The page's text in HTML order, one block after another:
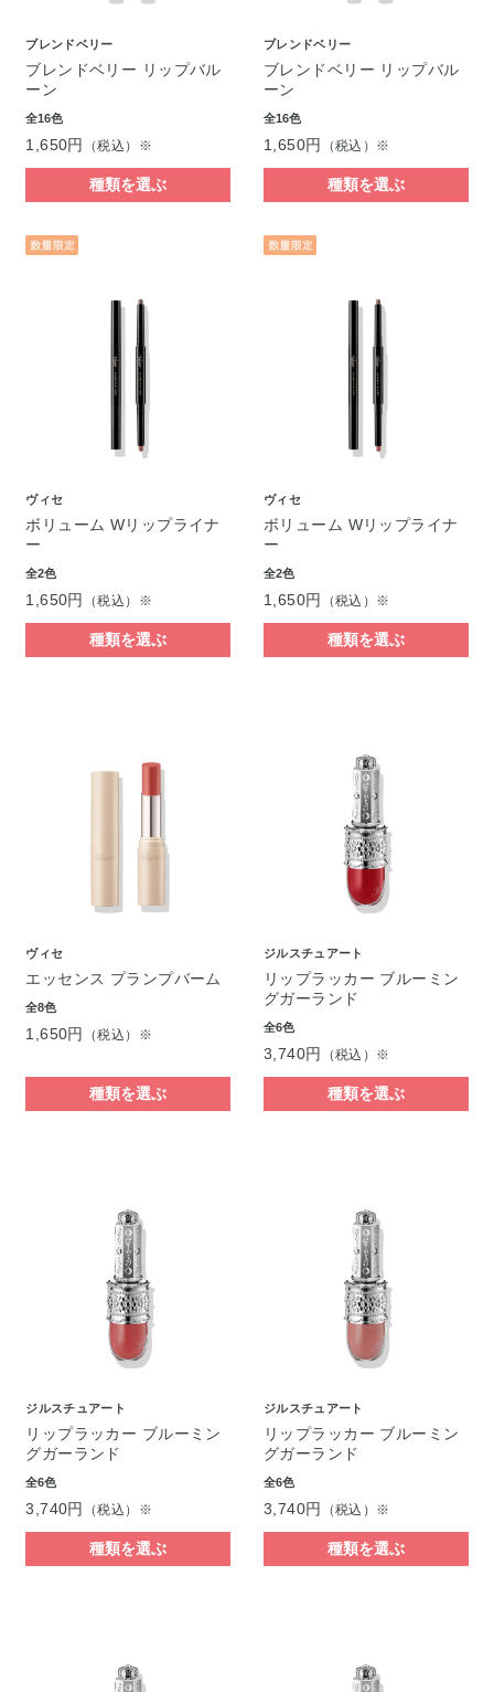
ブレンドベリー
ブレンドベリー リップバル
ーン
全16色
1,650円 （税込）※
種類を選ぶ
ブレンドベリー
ブレンドベリー リップバル
ーン
全16色
1,650円 （税込）※
種類を選ぶ
ヴィセ
ボリューム Wリップライナ
ー
全2色
1,650円 （税込）※
種類を選ぶ
ヴィセ
ボリューム Wリップライナ
ー
全2色
1,650円 （税込）※
種類を選ぶ
ヴィセ
エッセンス プランプバーム
全8色
1,650円 （税込）※
種類を選ぶ
ジルスチュアート
リップラッカー ブルーミン
グガーランド
全6色
3,740円 （税込）※
種類を選ぶ
ジルスチュアート
リップラッカー ブルーミン
グガーランド
全6色
3,740円 （税込）※
種類を選ぶ
ジルスチュアート
リップラッカー ブルーミン
グガーランド
全6色
3,740円 （税込）※
種類を選ぶ